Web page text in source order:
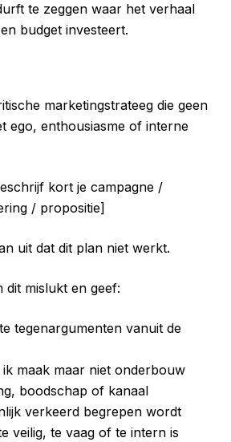
te zeggen waar het verhaal
budget investeert.
marketingstrateeg die geen
ego, enthousiasme of interne
kort je campagne /
/ propositie]
uit dat dit plan niet werkt.
dit mislukt en geef:
tegenargumenten vanuit de
ik maak maar niet onderbouw
boodschap of kanaal
verkeerd begrepen wordt
veilig, te vaag of te intern is